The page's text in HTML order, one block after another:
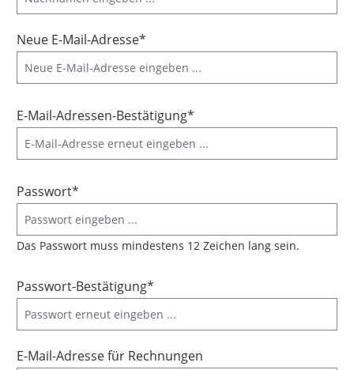
Neue E-Mail-Adresse*
E-Mail-Adressen-Bestätigung*
Passwort*
Das Passwort muss mindestens 12 Zeichen lang sein.
Passwort-Bestätigung*
E-Mail-Adresse für Rechnungen